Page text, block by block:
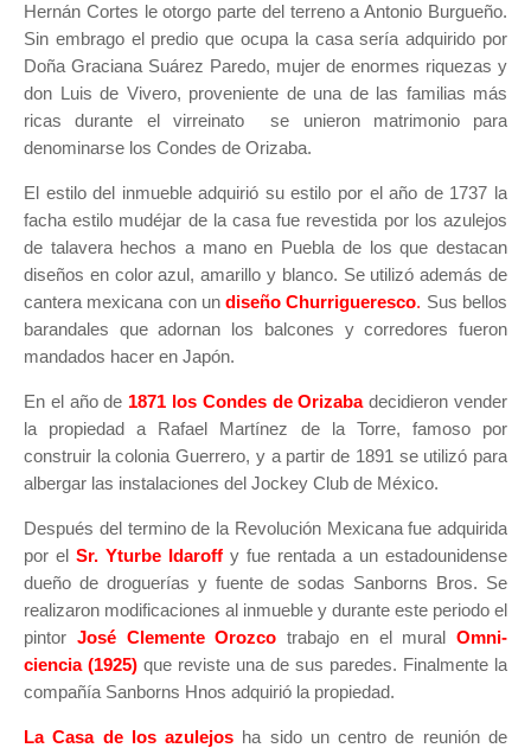
Hernán Cortes le otorgo parte del terreno a Antonio Burgueño.
Sin embrago el predio que ocupa la casa sería adquirido por
Doña Graciana Suárez Paredo, mujer de enormes riquezas y
don Luis de Vivero, proveniente de una de las familias más
ricas durante el virreinato se unieron matrimonio para
denominarse los Condes de Orizaba.
El estilo del inmueble adquirió su estilo por el año de 1737 la
facha estilo mudéjar de la casa fue revestida por los azulejos
de talavera hechos a mano en Puebla de los que destacan
diseños en color azul, amarillo y blanco. Se utilizó además de
cantera mexicana con undiseño Churrigueresco. Sus bellos
barandales que adornan los balcones y corredores fueron
mandados hacer en Japón.
En el año de 1871 los Condes de Orizabadecidieron vender
la propiedad a Rafael Martínez de la Torre, famoso por
construir la colonia Guerrero, y a partir de 1891 se utilizó para
albergar las instalaciones del Jockey Club de México.
Después del termino de la Revolución Mexicana fue adquirida
por el Sr. Yturbe Idaroff y fue rentada a un estadounidense
dueño de droguerías y fuente de sodas Sanborns Bros. Se
realizaron modificaciones al inmueble y durante este periodo el
pintor José Clemente Orozco trabajo en el mural Omni-
ciencia (1925) que reviste una de sus paredes. Finalmente la
compañía Sanborns Hnos adquirió la propiedad.
La Casa de los azulejos ha sido un centro de reunión de